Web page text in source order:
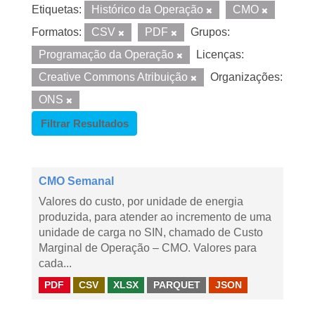
Etiquetas: Histórico da Operação
CMO
Formatos:
CSV PDF
Grupos:
Programação da Operação
Licenças:
Creative Commons Atribuição
Organizações:
ONS
Filtrar Resultados
CMO Semanal
Valores do custo, por unidade de energia
produzida, para atender ao incremento de uma
unidade de carga no SIN, chamado de Custo
Marginal de Operação – CMO. Valores para
cada...
PDF CSV XLSX PARQUET JSON